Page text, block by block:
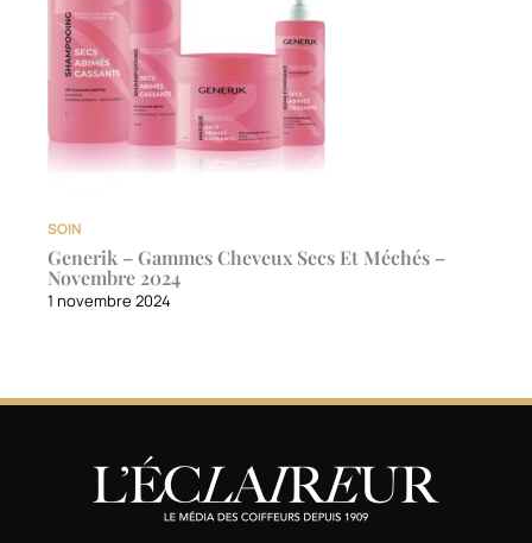
SOIN
Generik – Gammes Cheveux Secs Et Méchés –
Novembre 2024
1 novembre 2024